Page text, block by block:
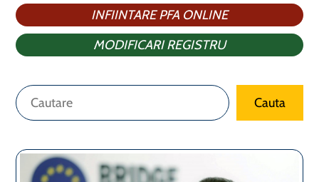
INFIINTARE PFA ONLINE
MODIFICARI REGISTRU
Caută Cauta